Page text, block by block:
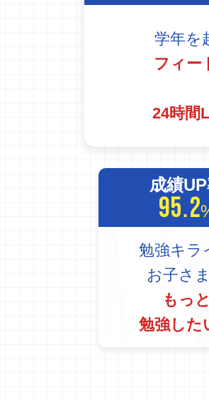
学年を
フィー
24時間
成績
95.2
勉強キラ
お子さ
もっ
勉強した